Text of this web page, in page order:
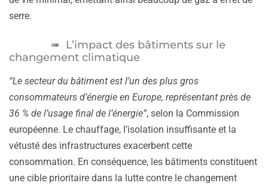
serre.
L’impact des bâtiments sur le
changement climatique
“Le secteur du bâtiment est l’un des plus gros
consommateurs d’énergie en Europe, représentant près de
36 % de l’usage final de l’énergie”, selon la Commission
européenne. Le chauffage, l’isolation insuffisante et la
vétusté des infrastructures exacerbent cette
consommation. En conséquence, les bâtiments constituent
une cible prioritaire dans la lutte contre le changement